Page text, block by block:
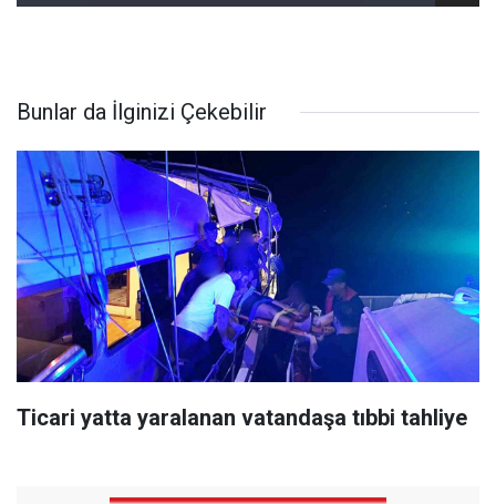
Bunlar da İlginizi Çekebilir
Ticari yatta yaralanan vatandaşa tıbbi tahliye